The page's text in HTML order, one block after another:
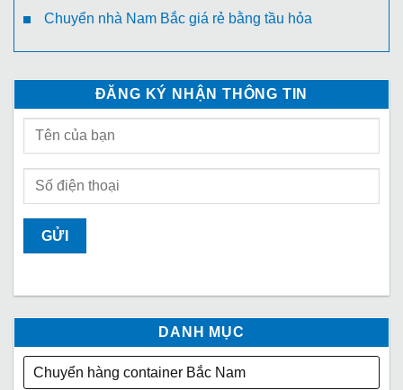
Chuyển nhà Nam Bắc giá rẻ bằng tầu hỏa
ĐĂNG KÝ NHẬN THÔNG TIN
DANH MỤC
Chuyển hàng container Bắc Nam